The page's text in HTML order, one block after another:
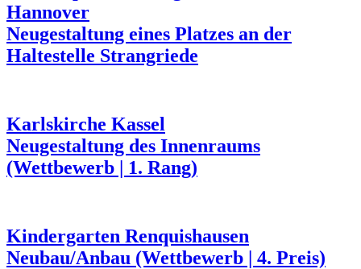
Hannover
Neugestaltung eines Platzes an der
Haltestelle Strangriede
Karlskirche Kassel
Neugestaltung des Innenraums
(Wettbewerb | 1. Rang)
Kindergarten Renquishausen
Neubau/Anbau (Wettbewerb | 4. Preis)